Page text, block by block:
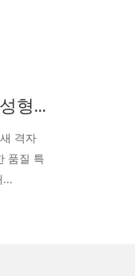
트 메쉬 원단
분야에서 없어
습니다. 이름에서 알...